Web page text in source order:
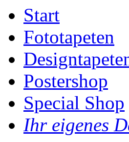
Start
Fototapeten
Postershop
Special Shop
Ihr eigenes